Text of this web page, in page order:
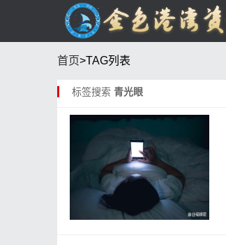
首页>TAG列表
标签搜索 青光眼